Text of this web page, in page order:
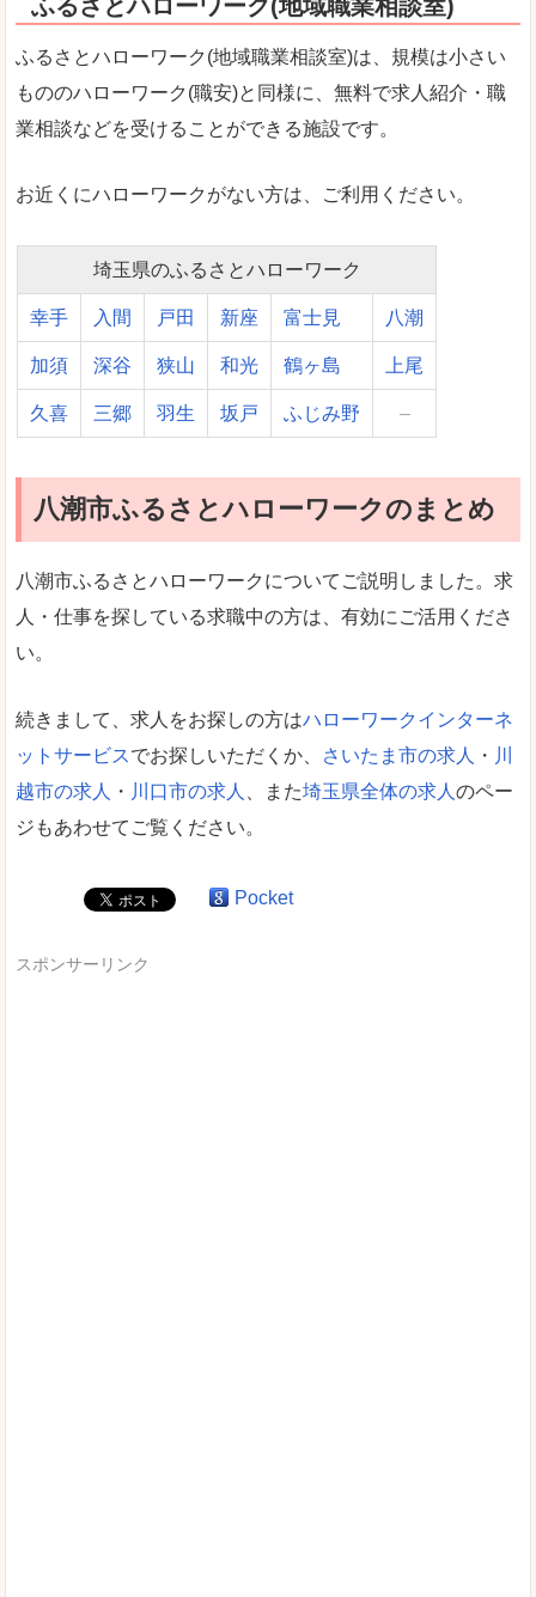
ふるさとハローワーク(地域職業相談室)
ふるさとハローワーク(地域職業相談室)は、規模は小さい
もののハローワーク(職安)と同様に、無料で求人紹介・職
業相談などを受けることができる施設です。
お近くにハローワークがない方は、ご利用ください。
埼玉県のふるさとハローワーク
幸手 入間 戸田 新座 富士見 八潮
加須 深谷 狭山 和光 鶴ヶ島 上尾
久喜 三郷 羽生 坂戸 ふじみ野 –
八潮市ふるさとハローワークのまとめ
八潮市ふるさとハローワークについてご説明しました。求
人・仕事を探している求職中の方は、有効にご活用くださ
い。
続きまして、求人をお探しの方はハローワークインターネ
ットサービスでお探しいただくか、 さいたま市の求人 ・ 川
越市の求人
・ 川口市の求人 、また埼玉県全体の求人 のペー
ジもあわせてご覧ください。
Pocket
スポンサーリンク